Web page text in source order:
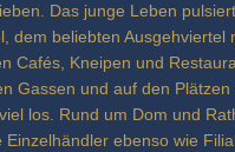
Das junge Leben
dem beliebten Ausgehviertel
Cafés, Kneipen und
Gassen und auf den Plätzen
los. Rund um Dom und
Einzelhändler ebenso wie